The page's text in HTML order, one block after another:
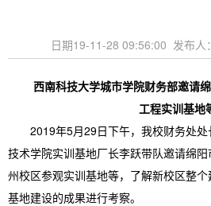
日期19-11-28 09:56:00 发布人
西南科技大学城市学院财务部邀请
工程实训基地
2019年5月29日下午，我校财务处
技术学院实训基地厂长李跃带队邀请绵
州校区参观实训基地等，了解新校区整
基地建设的成果进行考察。